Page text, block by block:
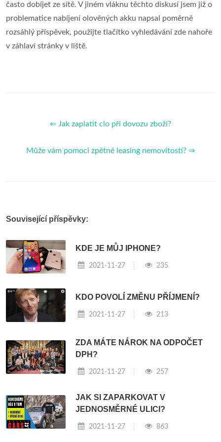
často dobíjet ze sítě. V jiném vláknu těchto diskusí jsem již o
problematice nabíjení olověných akku napsal poměrně
rozsáhlý příspěvek, použijte tlačítko vyhledávání zde nahoře
v záhlaví stránky v liště.
⇐ Jak zaplatit clo při dovozu zboží?
Může vám pomoci zpětné leasing nemovitostí? ⇒
Související příspěvky:
KDE JE MŮJ IPHONE?
2021-11-27 235
KDO POVOLÍ ZMĚNU PŘÍJMENÍ?
2021-11-27 213
ZDA MÁTE NÁROK NA ODPOČET
DPH?
2021-11-27 257
JAK SI ZAPARKOVAT V
JEDNOSMĚRNÉ ULICI?
2021-11-27 863